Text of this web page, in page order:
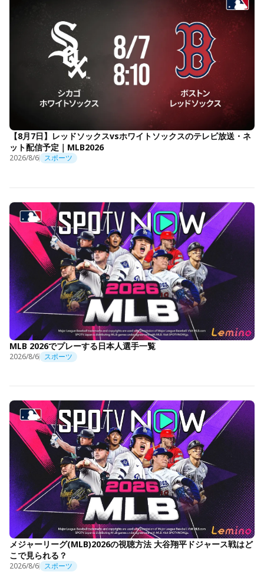
【8月7日】レッドソックスvsホワイトソックスのテレビ放送・ネ
ット配信予定｜MLB2026
2026/8/6 スポーツ
MLB 2026でプレーする日本人選手一覧
2026/8/6 スポーツ
メジャーリーグ(MLB)2026の視聴方法 大谷翔平ドジャース戦はど
こで見られる？
2026/8/6 スポーツ